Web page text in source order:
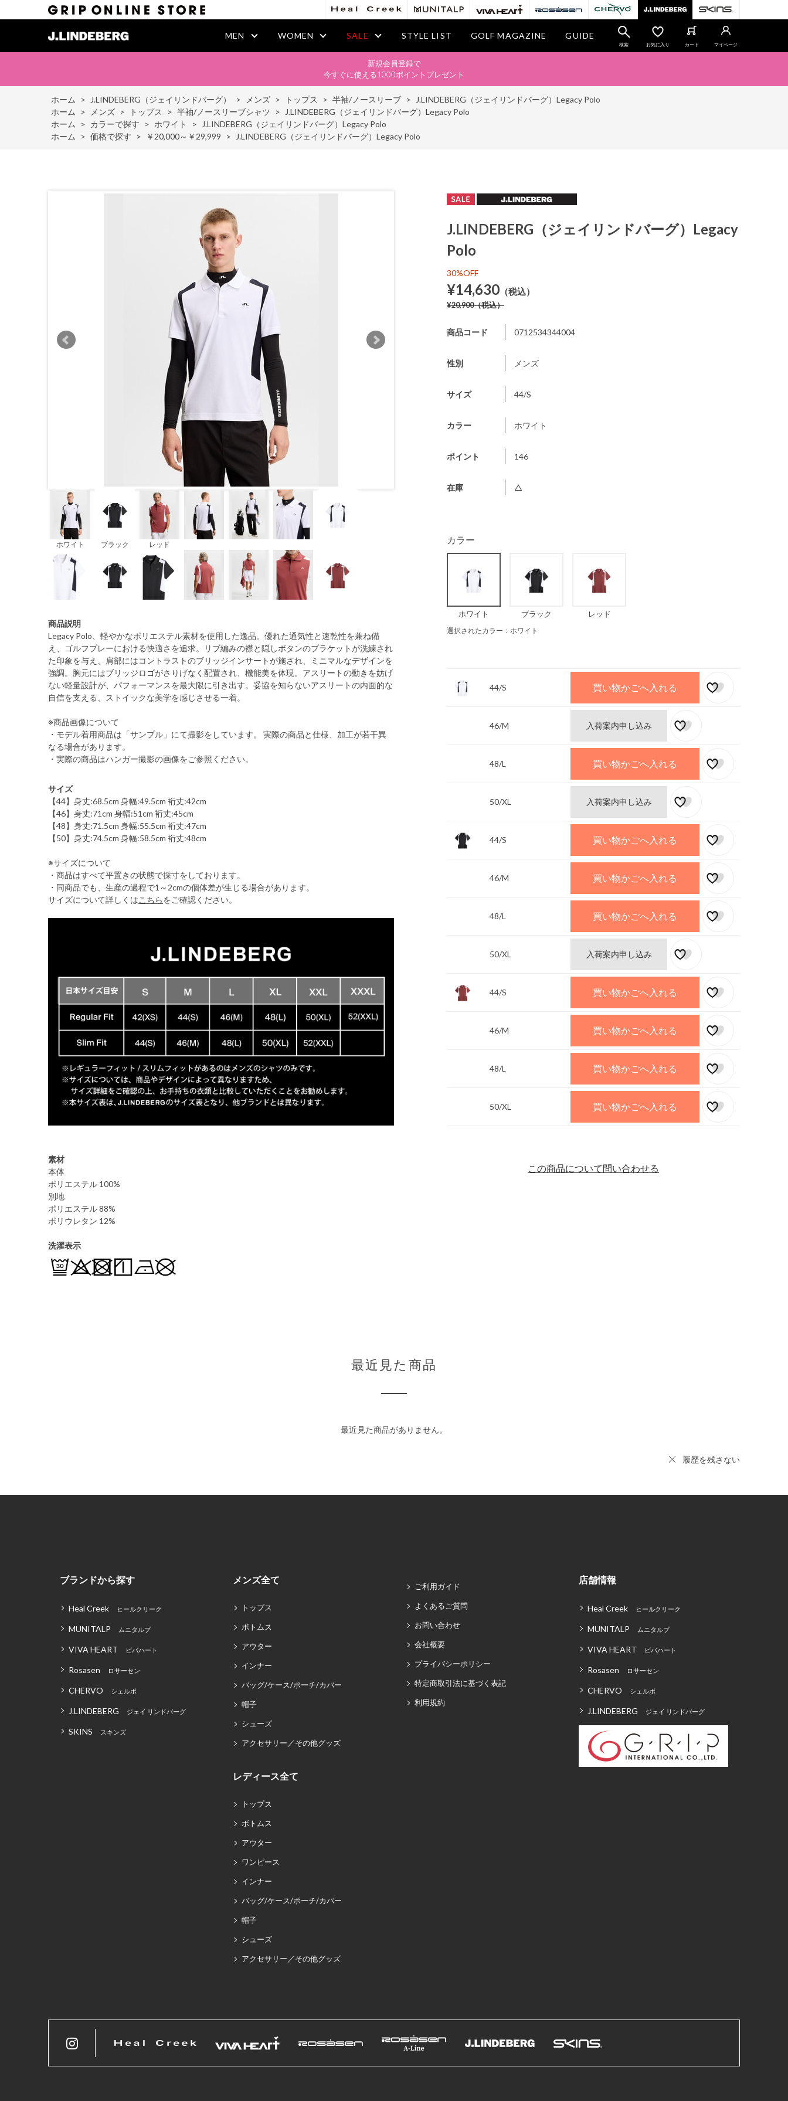
MEN WOMEN SALE STYLE LIST GOLF MAGAZINE GUIDE
検索 お気に入り カート マイページ
新規会員登録で
今すぐに使える1000ポイントプレゼント
ホーム > J.LINDEBERG（ジェイリンドバーグ） > メンズ > トップス > 半袖/ノースリーブ >
J.LINDEBERG（ジェイリンドバーグ）Legacy Polo
ホーム
> メンズ > トップス > 半袖/ノースリーブシャツ >
J.LINDEBERG（ジェイリンドバーグ）Legacy Polo
ホーム
> カラーで探す > ホワイト >
J.LINDEBERG（ジェイリンドバーグ）Legacy Polo
ホーム
> 価格で探す > ￥20,000～￥29,999 > J.LINDEBERG（ジェイリンドバーグ）Legacy Polo
ホワイト ブラック レッド
商品説明
Legacy Polo、軽やかなポリエステル素材を使用した逸品。優れた通気性と速乾性を兼ね備
え、ゴルフプレーにおける快適さを追求。リブ編みの襟と隠しボタンのプラケットが洗練され
た印象を与え、肩部にはコントラストのブリッジインサートが施され、ミニマルなデザインを
強調。胸元にはブリッジロゴがさりげなく配置され、機能美を体現。アスリートの動きを妨げ
ない軽量設計が、パフォーマンスを最大限に引き出す。妥協を知らないアスリートの内面的な
自信を支える、ストイックな美学を感じさせる一着。
※商品画像について
・モデル着用商品は「サンプル」にて撮影をしています。 実際の商品と仕様、加工が若干異
なる場合があります。
・実際の商品はハンガー撮影の画像をご参照ください。
サイズ
【44】身丈:68.5cm 身幅:49.5cm 裄丈:42cm
【46】身丈:71cm 身幅:51cm 裄丈:45cm
【48】身丈:71.5cm 身幅:55.5cm 裄丈:47cm
【50】身丈:74.5cm 身幅:58.5cm 裄丈:48cm
※サイズについて
・商品はすべて平置きの状態で採寸をしております。
・同商品でも、生産の過程で1～2cmの個体差が生じる場合があります。
サイズについて詳しくはこちらをご確認ください。
素材
本体
ポリエステル 100%
別地
ポリエステル 88%
ポリウレタン 12%
洗濯表示
J.LINDEBERG（ジェイリンドバーグ）Legacy
Polo
30%OFF
¥14,630 （税込）
¥20,900（税込）
商品コード 0712534344004
性別 メンズ
サイズ 44/S
カラー ホワイト
ポイント 146
在庫 △
カラー
ホワイト ブラック レッド
選択されたカラー：ホワイト
44/S 買い物かごへ入れる
46/M 入荷案内申し込み
48/L 買い物かごへ入れる
50/XL 入荷案内申し込み
44/S 買い物かごへ入れる
46/M 買い物かごへ入れる
48/L 買い物かごへ入れる
50/XL 入荷案内申し込み
44/S 買い物かごへ入れる
46/M 買い物かごへ入れる
48/L 買い物かごへ入れる
50/XL 買い物かごへ入れる
この商品について問い合わせる
最近見た商品
最近見た商品がありません。
履歴を残さない
ブランドから探す
Heal Creek ヒールクリーク
MUNITALP ムニタルプ
VIVA HEART ビバハート
Rosasen ロサーセン
CHERVO シェルボ
J.LINDEBERG ジェイ リンドバーグ
SKINS スキンズ
メンズ全て
トップス
ボトムス
アウター
インナー
バッグ/ケース/ポーチ/カバー
帽子
シューズ
アクセサリー／その他グッズ
レディース全て
トップス
ボトムス
アウター
ワンピース
インナー
バッグ/ケース/ポーチ/カバー
帽子
シューズ
アクセサリー／その他グッズ
ご利用ガイド
よくあるご質問
お問い合わせ
会社概要
プライバシーポリシー
特定商取引法に基づく表記
利用規約
店舗情報
Heal Creek ヒールクリーク
MUNITALP ムニタルプ
VIVA HEART ビバハート
Rosasen ロサーセン
CHERVO シェルボ
J.LINDEBERG ジェイ リンドバーグ